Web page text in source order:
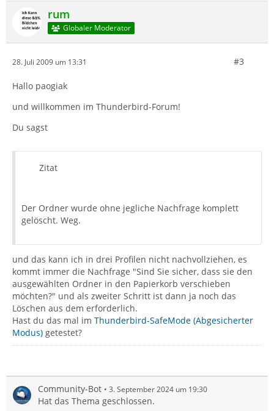
rum
Globaler Moderator
28. Juli 2009 um 13:31 #3
Hallo paogiak
und willkommen im Thunderbird-Forum!
Du sagst
Zitat
Der Ordner wurde ohne jegliche Nachfrage komplett
gelöscht. Weg.
und das kann ich in drei Profilen nicht nachvollziehen, es
kommt immer die Nachfrage "Sind Sie sicher, dass sie den
ausgewählten Ordner in den Papierkorb verschieben
möchten?" und als zweiter Schritt ist dann ja noch das
Löschen aus dem erforderlich.
Hast du das mal im Thunderbird-SafeMode (Abgesicherter
Modus) getestet?
Community-Bot 3. September 2024 um 19:30
Hat das Thema geschlossen.